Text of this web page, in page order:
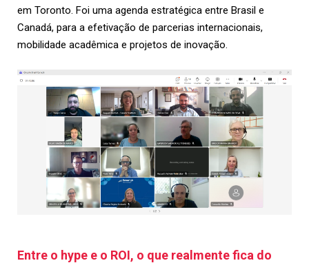
em Toronto. Foi uma agenda estratégica entre Brasil e
Canadá, para a efetivação de parcerias internacionais,
mobilidade acadêmica e projetos de inovação.
Entre o hype e o ROI, o que realmente fica do